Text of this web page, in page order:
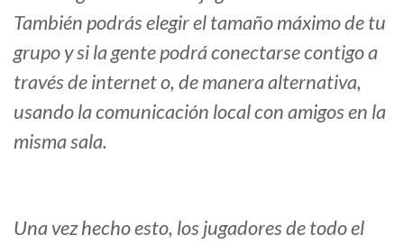
También podrás elegir el tamaño máximo de tu
grupo y si la gente podrá conectarse contigo a
través de internet o, de manera alternativa,
usando la comunicación local con amigos en la
misma sala.
Una vez hecho esto, los jugadores de todo el